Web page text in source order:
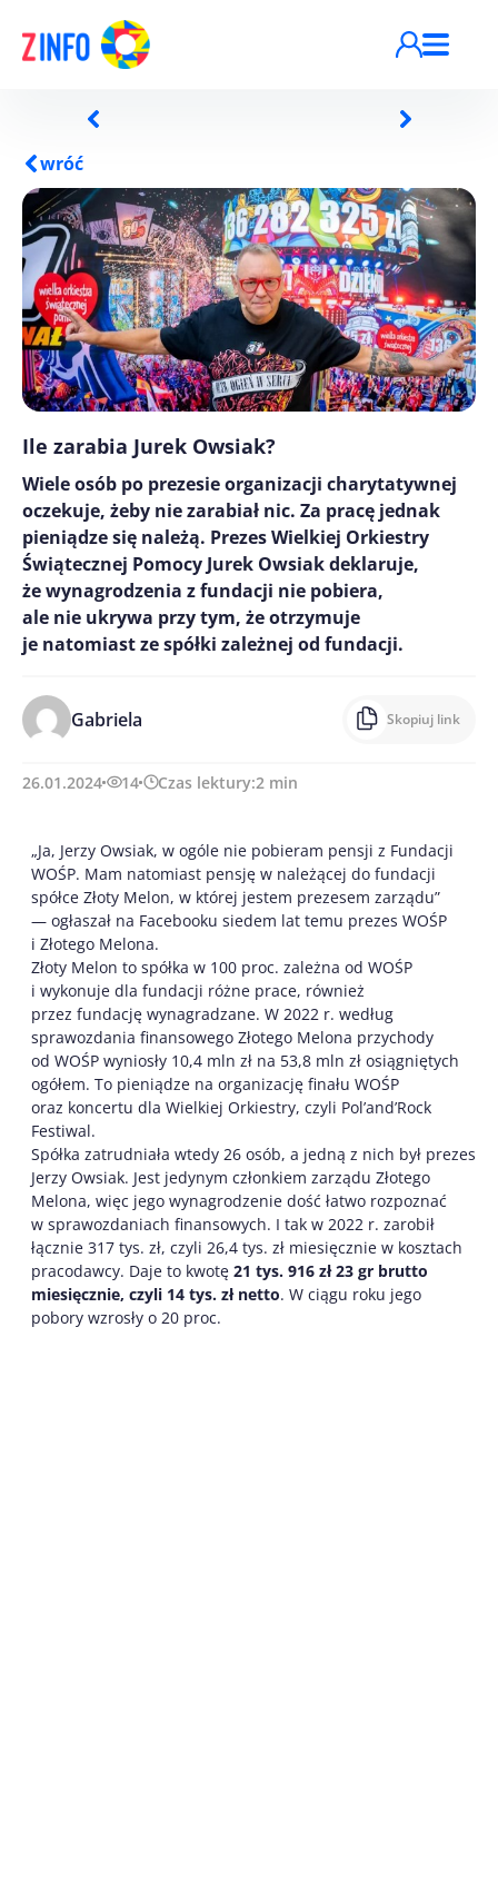
wróć
Ile zarabia Jurek Owsiak?
Wiele osób po prezesie organizacji charytatywnej
oczekuje, żeby nie zarabiał nic. Za pracę jednak
pieniądze się należą. Prezes Wielkiej Orkiestry
Świątecznej Pomocy Jurek Owsiak deklaruje,
że wynagrodzenia z fundacji nie pobiera,
ale nie ukrywa przy tym, że otrzymuje
je natomiast ze spółki zależnej od fundacji.
Gabriela Skopiuj link
26.01.2024 14 Czas lektury:2 min
„Ja, Jerzy Owsiak, w ogóle nie pobieram pensji z Fundacji
WOŚP. Mam natomiast pensję w należącej do fundacji
spółce Złoty Melon, w której jestem prezesem zarządu”
— ogłaszał na Facebooku siedem lat temu prezes WOŚP
i Złotego Melona.
Złoty Melon to spółka w 100 proc. zależna od WOŚP
i wykonuje dla fundacji różne prace, również
przez fundację wynagradzane. W 2022 r. według
sprawozdania finansowego Złotego Melona przychody
od WOŚP wyniosły 10,4 mln zł na 53,8 mln zł osiągniętych
ogółem. To pieniądze na organizację finału WOŚP
oraz koncertu dla Wielkiej Orkiestry, czyli Pol’and’Rock
Festiwal.
Spółka zatrudniała wtedy 26 osób, a jedną z nich był prezes
Jerzy Owsiak. Jest jedynym członkiem zarządu Złotego
Melona, więc jego wynagrodzenie dość łatwo rozpoznać
w sprawozdaniach finansowych. I tak w 2022 r. zarobił
łącznie 317 tys. zł, czyli 26,4 tys. zł miesięcznie w kosztach
pracodawcy. Daje to kwotę 21 tys. 916 zł 23 gr brutto
miesięcznie, czyli 14 tys. zł netto. W ciągu roku jego
pobory wzrosły o 20 proc.